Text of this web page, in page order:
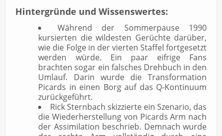
Hintergründe und Wissenswertes:
Während der Sommerpause 1990
kursierten die wildesten Gerüchte darüber,
wie die Folge in der vierten Staffel fortgesetzt
werden würde. Ein paar eifrige Fans
brachten sogar ein falsches Drehbuch in den
Umlauf. Darin wurde die Transformation
Picards in einen Borg auf das Q-Kontinuum
zurückgeführt.
Rick Sternbach skizzierte ein Szenario, das
die Wiederherstellung von Picards Arm nach
der Assimilation beschrieb. Demnach wurde